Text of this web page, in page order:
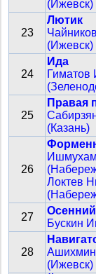
(Ижевск)
23
Лютик
(Ижевск)
24
Ида
Гиматов
25
Правая
(Казань)
26
Локтев
27
Бускин
28
Ашихмин
(Ижевск)